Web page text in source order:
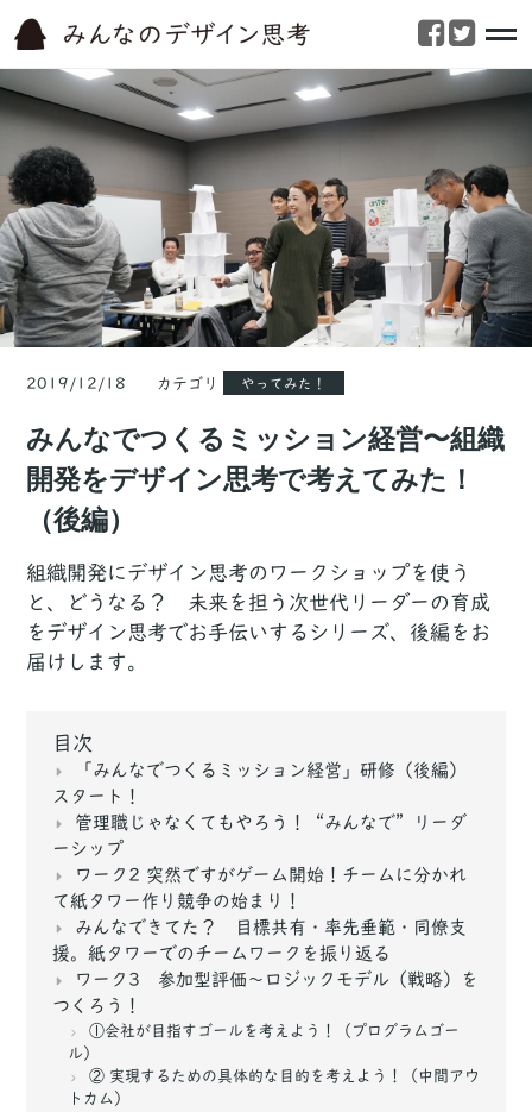
2019/12/18 カテゴリ やってみた！
みんなでつくるミッション経営〜組織
開発をデザイン思考で考えてみた！
（後編）
組織開発にデザイン思考のワークショップを使う
と、どうなる？ 未来を担う次世代リーダーの育成
をデザイン思考でお手伝いするシリーズ、後編をお
届けします。
目次
「みんなでつくるミッション経営」研修（後編）
スタート！
管理職じゃなくてもやろう！“みんなで”リーダ
ーシップ
ワーク2 突然ですがゲーム開始！チームに分かれ
て紙タワー作り競争の始まり！
みんなできてた？ 目標共有・率先垂範・同僚支
援。紙タワーでのチームワークを振り返る
ワーク3 参加型評価〜ロジックモデル（戦略）を
つくろう！
①会社が目指すゴールを考えよう！（プログラムゴー
ル）
② 実現するための具体的な目的を考えよう！（中間アウ
トカム）